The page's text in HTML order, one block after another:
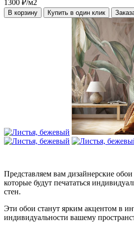
1300 ₽/м2
В корзину Купить в один клик
Представляем вам дизайнерские
которые будут печататься
стен.
Эти обои станут ярким акцентом в
индивидуальности вашему